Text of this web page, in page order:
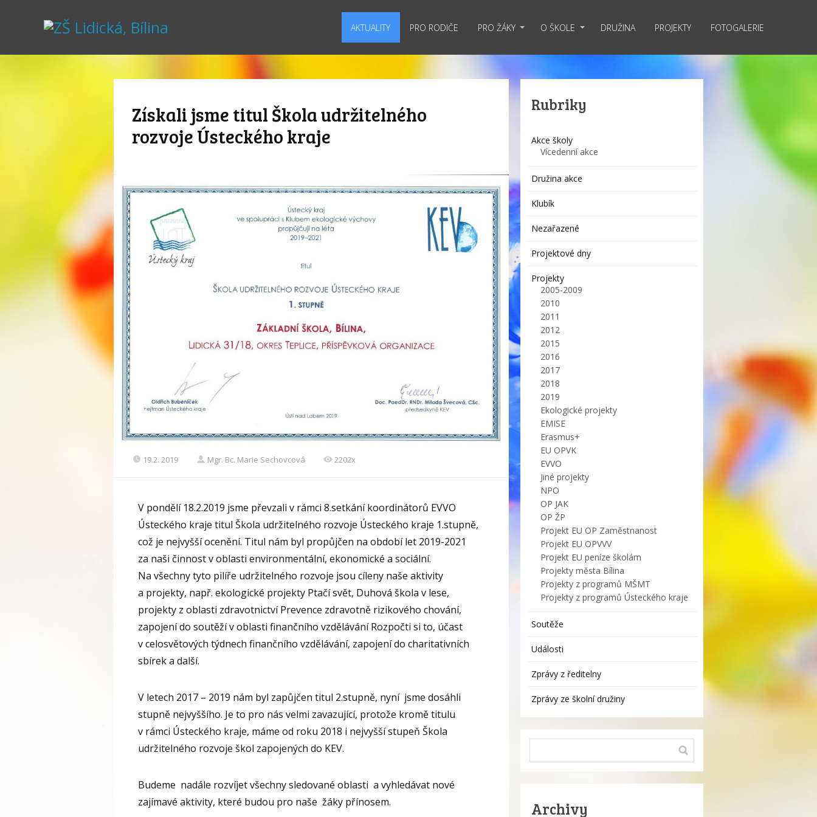
AKTUALITY PRO RODIČE PRO ŽÁKY O ŠKOLE DRUŽINA PROJEKTY FOTOGALERIE
Získali jsme titul Škola udržitelného
rozvoje Ústeckého kraje
19.2. 2019 Mgr. Bc. Marie Sechovcová 2202x
V pondělí 18.2.2019 jsme převzali v rámci 8.setkání koordinátorů EVVO
Ústeckého kraje titul Škola udržitelného rozvoje Ústeckého kraje 1.stupně,
což je nejvyšší ocenění. Titul nám byl propůjčen na období let 2019-2021
za naši činnost v oblasti environmentální, ekonomické a sociální.
Na všechny tyto pilíře udržitelného rozvoje jsou cíleny naše aktivity
a projekty, např. ekologické projekty Ptačí svět, Duhová škola v lese,
projekty z oblasti zdravotnictví Prevence zdravotně rizikového chování,
zapojení do soutěží v oblasti finančního vzdělávání Rozpočti si to, účast
v celosvětových týdnech finančního vzdělávání, zapojení do charitativních
sbírek a další.
V letech 2017 – 2019 nám byl zapůjčen titul 2.stupně, nyní jsme dosáhli
stupně nejvyššího. Je to pro nás velmi zavazující, protože kromě titulu
v rámci Ústeckého kraje, máme od roku 2018 i nejvyšší stupeň Škola
udržitelného rozvoje škol zapojených do KEV.
Budeme nadále rozvíjet všechny sledované oblasti a vyhledávat nové
zajímavé aktivity, které budou pro naše žáky přínosem.
Rubriky
Akce školy
Vícedenní akce
Družina akce
Klubík
Nezařazené
Projektové dny
Projekty
2005-2009
2010
2011
2012
2015
2016
2017
2018
2019
Ekologické projekty
EMISE
Erasmus+
EU OPVK
EVVO
Jiné projekty
NPO
OP JAK
OP ŽP
Projekt EU OP Zaměstnanost
Projekt EU OPVVV
Projekt EU peníze školám
Projekty města Bílina
Projekty z programů MŠMT
Projekty z programů Ústeckého kraje
Soutěže
Události
Zprávy z ředitelny
Zprávy ze školní družiny
Archivy